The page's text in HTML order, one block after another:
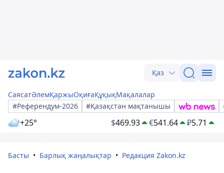
Қаз
СаясатӘлемҚаржыОқиғаҚұқықМақалалар
#Референдум-2026
#Қазақстан мақтанышы
+25° $469.93 €541.64 ₽5.71
Басты Барлық жаңалықтар Редакция Zakon.kz